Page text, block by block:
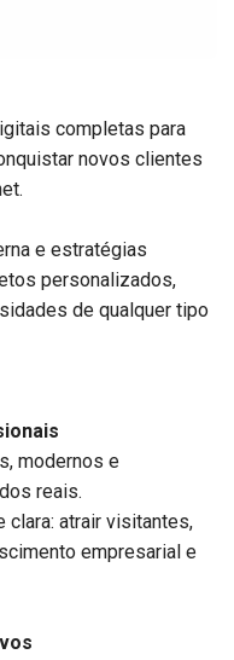
completas para
novos clientes
e estratégias
personalizados,
de qualquer tipo
modernos e
reais.
clara: atrair visitantes,
empresarial e